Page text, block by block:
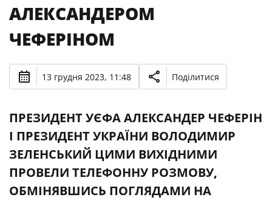
АЛЕКСАНДЕРОМ
ЧЕФЕРІНОМ
13 грудня 2023, 11:48 Поділитися
ПРЕЗИДЕНТ УЄФА АЛЕКСАНДЕР ЧЕФЕРІН
І ПРЕЗИДЕНТ УКРАЇНИ ВОЛОДИМИР
ЗЕЛЕНСЬКИЙ ЦИМИ ВИХІДНИМИ
ПРОВЕЛИ ТЕЛЕФОННУ РОЗМОВУ,
ОБМІНЯВШИСЬ ПОГЛЯДАМИ НА